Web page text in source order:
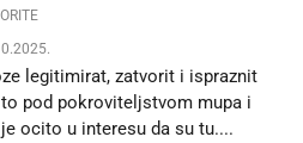
legitimirat, zatvorit i ispraznit
pod pokroviteljstvom mupa i
ocito u interesu da su tu....